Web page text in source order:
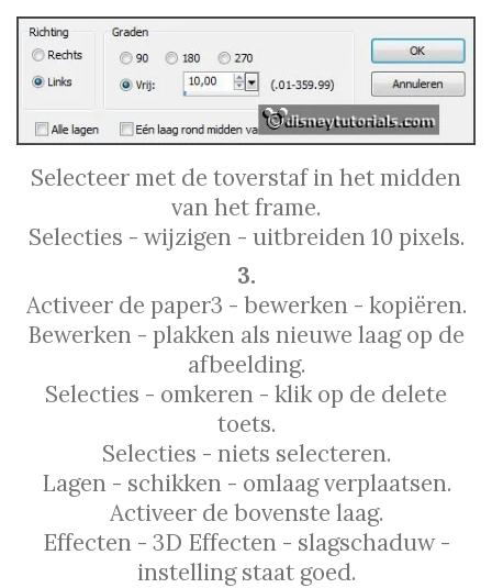
Selecteer met de toverstaf in het midden
van het frame.
Selecties - wijzigen - uitbreiden 10 pixels.
3.
Activeer de paper3 - bewerken - kopiëren.
Bewerken - plakken als nieuwe laag op de
afbeelding.
Selecties - omkeren - klik op de delete
toets.
Selecties - niets selecteren.
Lagen - schikken - omlaag verplaatsen.
Activeer de bovenste laag.
Effecten - 3D Effecten - slagschaduw -
instelling staat goed.